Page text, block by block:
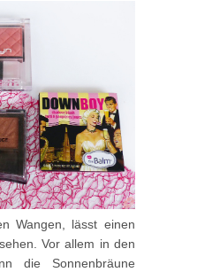
Wangen, lässt einen
Vor allem in den
die Sonnenbräune